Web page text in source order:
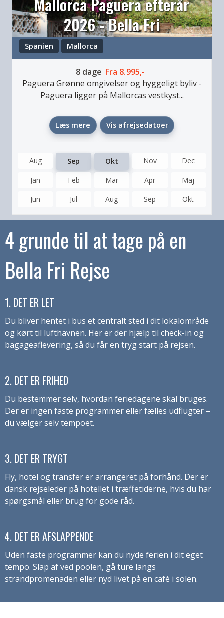
2026 - Bella Fri
Spanien Mallorca
8 dage Fra 8.995,-
Paguera Grønne omgivelser og hyggeligt byliv-
Paguera ligger på Mallorcas vestkyst...
Læs mere Vis afrejsedatoer
Aug Sep Okt Nov Dec
Jan Feb Mar Apr
Maj
Jun
Jul Aug Sep Okt
4 grunde til at tage på en
Bella Fri Rejse
1. DET ER LET
Du bliver hentet i bus et centralt sted i dit lokalområde
og kørt til lufthavnen. Her er der hjælp til check-in og
bagageaflevering, så du får en tryg start på rejsen.
2. DET ER FRIHED
Du bestemmer selv, hvordan feriedagene skal bruges.
Der er ingen faste programmer eller fælles udflugter –
du vælger selv tempoet.
3. DET ER TRYGT
Fly, hotel og transfer er arrangeret på forhånd. Der er
dansk rejseleder på hotellet i træffetiderne, hvis du har
spørgsmål eller brug for gode råd.
4. DET ER AFSLAPPENDE
Uden faste programmer kan du nyde ferien i dit eget
tempo. Slap af ved poolen, gå ture langs
strandpromenaden eller nyd livet på en café i solen.